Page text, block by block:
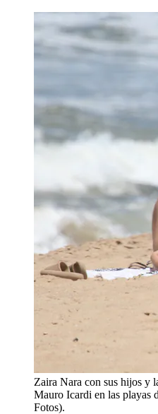
Zaira Nara con sus hijos y
Mauro Icardi en las playas
Fotos).